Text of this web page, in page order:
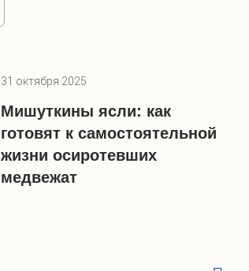
31 октября 2025
Мишуткины ясли: как
готовят к самостоятельной
жизни осиротевших
медвежат